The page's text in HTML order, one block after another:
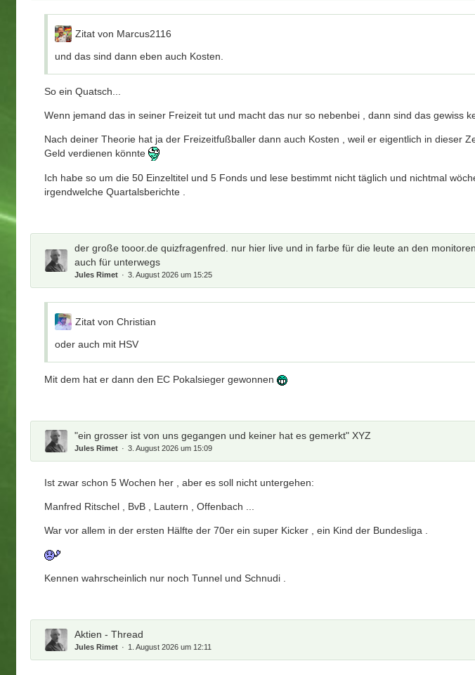
Zitat von Marcus2116
und das sind dann eben auch Kosten.
So ein Quatsch...
Wenn jemand das in seiner Freizeit tut und macht das nur so nebenbei , dann sind das gewiss
Nach deiner Theorie hat ja der Freizeitfußballer dann auch Kosten , weil er eigentlich in dieser
Geld verdienen könnte
Ich habe so um die 50 Einzeltitel und 5 Fonds und lese bestimmt nicht täglich und nichtmal
irgendwelche Quartalsberichte .
der große tooor.de quizfragenfred. nur hier live und in farbe für die leute an den
auch für unterwegs
Jules Rimet 3. August 2026 um 15:25
Zitat von Christian
oder auch mit HSV
Mit dem hat er dann den EC Pokalsieger gewonnen
"ein grosser ist von uns gegangen und keiner hat es gemerkt" XYZ
Jules Rimet 3. August 2026 um 15:09
Ist zwar schon 5 Wochen her , aber es soll nicht untergehen:
Manfred Ritschel , BvB , Lautern , Offenbach ...
War vor allem in der ersten Hälfte der 70er ein super Kicker , ein Kind der Bundesliga .
Kennen wahrscheinlich nur noch Tunnel und Schnudi .
Aktien - Thread
Jules Rimet 1. August 2026 um 12:11